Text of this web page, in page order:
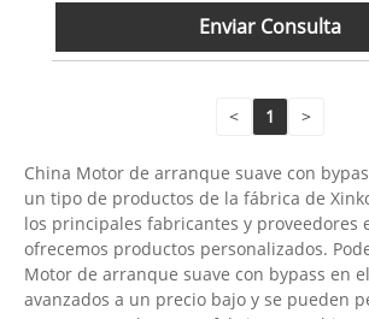
Enviar Consulta
< 1 >
China Motor de arranque suave con
un tipo de productos de la fábrica de
los principales fabricantes y proveedores
ofrecemos productos personalizados.
Motor de arranque suave con bypass en
avanzados a un precio bajo y se pueden